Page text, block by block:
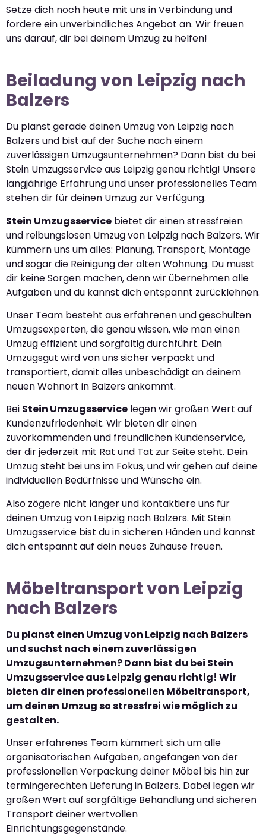
Setze dich noch heute mit uns in Verbindung und
fordere ein unverbindliches Angebot an. Wir freuen
uns darauf, dir bei deinem Umzug zu helfen!
Beiladung von Leipzig nach
Balzers
Du planst gerade deinen Umzug von Leipzig nach
Balzers und bist auf der Suche nach einem
zuverlässigen Umzugsunternehmen? Dann bist du bei
Stein Umzugsservice aus Leipzig genau richtig! Unsere
langjährige Erfahrung und unser professionelles Team
stehen dir für deinen Umzug zur Verfügung.
Stein Umzugsservice bietet dir einen stressfreien
und reibungslosen Umzug von Leipzig nach Balzers. Wir
kümmern uns um alles: Planung, Transport, Montage
und sogar die Reinigung der alten Wohnung. Du musst
dir keine Sorgen machen, denn wir übernehmen alle
Aufgaben und du kannst dich entspannt zurücklehnen.
Unser Team besteht aus erfahrenen und geschulten
Umzugsexperten, die genau wissen, wie man einen
Umzug effizient und sorgfältig durchführt. Dein
Umzugsgut wird von uns sicher verpackt und
transportiert, damit alles unbeschädigt an deinem
neuen Wohnort in Balzers ankommt.
Bei Stein Umzugsservice legen wir großen Wert auf
Kundenzufriedenheit. Wir bieten dir einen
zuvorkommenden und freundlichen Kundenservice,
der dir jederzeit mit Rat und Tat zur Seite steht. Dein
Umzug steht bei uns im Fokus, und wir gehen auf deine
individuellen Bedürfnisse und Wünsche ein.
Also zögere nicht länger und kontaktiere uns für
deinen Umzug von Leipzig nach Balzers. Mit Stein
Umzugsservice bist du in sicheren Händen und kannst
dich entspannt auf dein neues Zuhause freuen.
Möbeltransport von Leipzig
nach Balzers
Du planst einen Umzug von Leipzig nach Balzers
und suchst nach einem zuverlässigen
Umzugsunternehmen? Dann bist du bei Stein
Umzugsservice aus Leipzig genau richtig! Wir
bieten dir einen professionellen Möbeltransport,
um deinen Umzug so stressfrei wie möglich zu
gestalten.
Unser erfahrenes Team kümmert sich um alle
organisatorischen Aufgaben, angefangen von der
professionellen Verpackung deiner Möbel bis hin zur
termingerechten Lieferung in Balzers. Dabei legen wir
großen Wert auf sorgfältige Behandlung und sicheren
Transport deiner wertvollen
Einrichtungsgegenstände.